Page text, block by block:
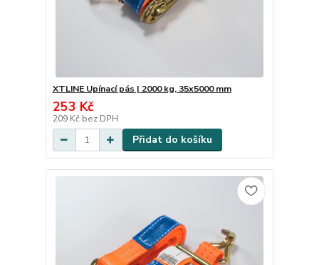
XTLINE Upínací pás | 2000 kg, 35x5000 mm
253 Kč
209 Kč bez DPH
Přidat do košíku